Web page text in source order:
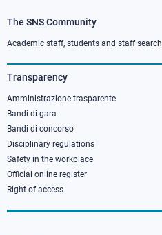
Footer
column
3
The SNS Community
Academic staff, students and staff search
Transparency
Amministrazione trasparente
Bandi di gara
Bandi di concorso
Disciplinary regulations
Safety in the workplace
Official online register
Right of access